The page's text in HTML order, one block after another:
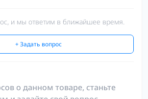
и мы ответим в ближайшее время.
+ Задать вопрос
о данном товаре, станьте